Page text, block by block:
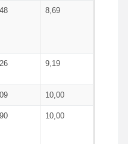
8,69
9,19
10,00
10,00